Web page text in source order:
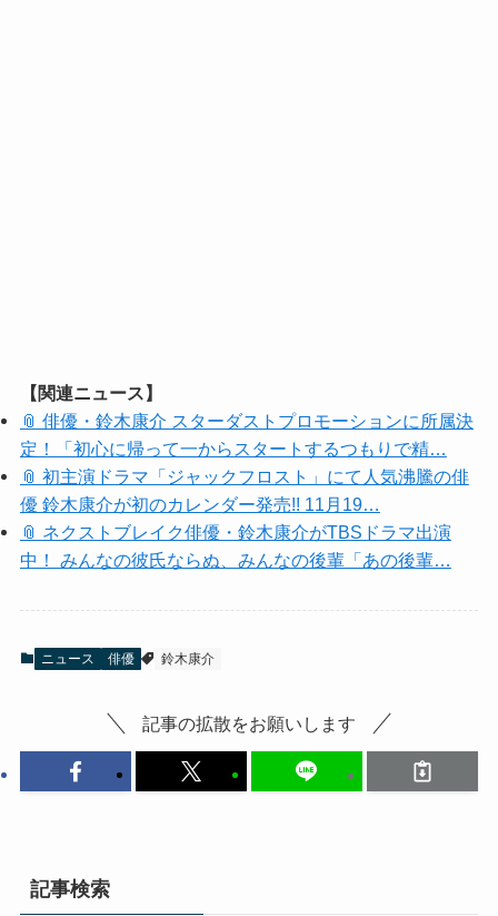
【関連ニュース】
📎 俳優・鈴木康介 スターダストプロモーションに所属決
定！「初心に帰って一からスタートするつもりで精…
📎 初主演ドラマ「ジャックフロスト」にて人気沸騰の俳
優 鈴木康介が初のカレンダー発売!! 11月19…
📎 ネクストブレイク俳優・鈴木康介がTBSドラマ出演
中！ みんなの彼氏ならぬ、みんなの後輩「あの後輩…
ニュース 俳優 鈴木康介
記事の拡散をお願いします
記事検索